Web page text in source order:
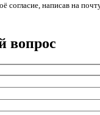
согласие, написав на
вопрос